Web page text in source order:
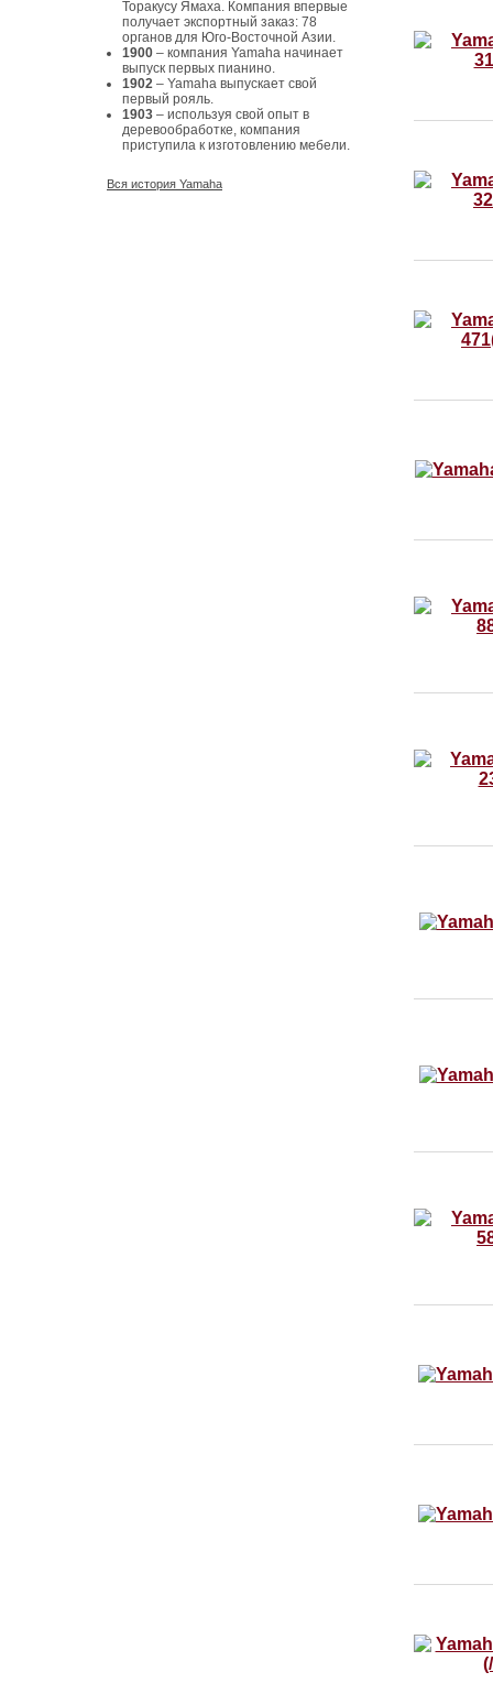
Торакусу Ямаха. Компания впервые
получает экспортный заказ: 78
органов для Юго-Восточной Азии.
1900 – компания Yamaha начинает
выпуск первых пианино.
1902 – Yamaha выпускает свой
первый рояль.
1903 – используя свой опыт в
деревообработке, компания
приступила к изготовлению мебели.
Вся история Yamaha